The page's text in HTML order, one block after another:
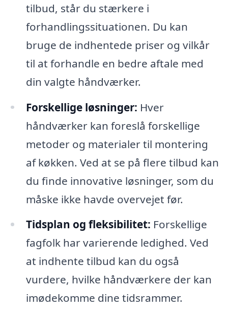
tilbud, står du stærkere i
forhandlingssituationen. Du kan
bruge de indhentede priser og vilkår
til at forhandle en bedre aftale med
din valgte håndværker.
Forskellige løsninger: Hver
håndværker kan foreslå forskellige
metoder og materialer til montering
af køkken. Ved at se på flere tilbud kan
du finde innovative løsninger, som du
måske ikke havde overvejet før.
Tidsplan og fleksibilitet: Forskellige
fagfolk har varierende ledighed. Ved
at indhente tilbud kan du også
vurdere, hvilke håndværkere der kan
imødekomme dine tidsrammer.